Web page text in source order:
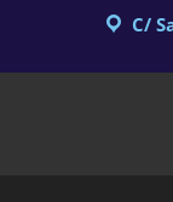
C/